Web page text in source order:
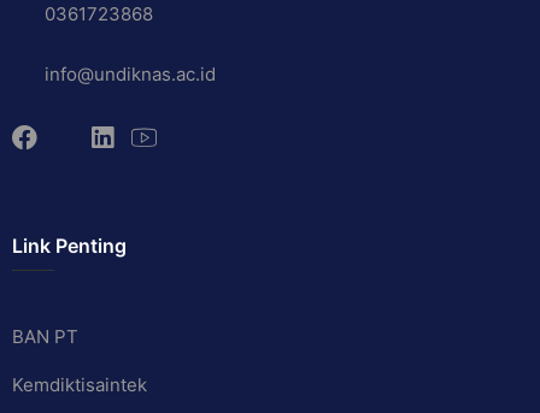
0361723868
info@undiknas.ac.id
Link Penting
BAN PT
Kemdiktisaintek